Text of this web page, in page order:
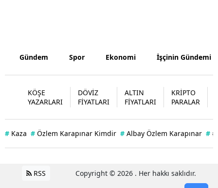
Gündem Spor Ekonomi İşçinin Gündemi
KÖŞE
YAZARLARI
DÖVİZ
FİYATLARI
ALTIN
FİYATLARI
KRİPTO
PARALAR
# Kaza # Özlem Karapınar Kimdir # Albay Özlem Karapınar #
RSS Copyright © 2026 . Her hakkı saklıdır.